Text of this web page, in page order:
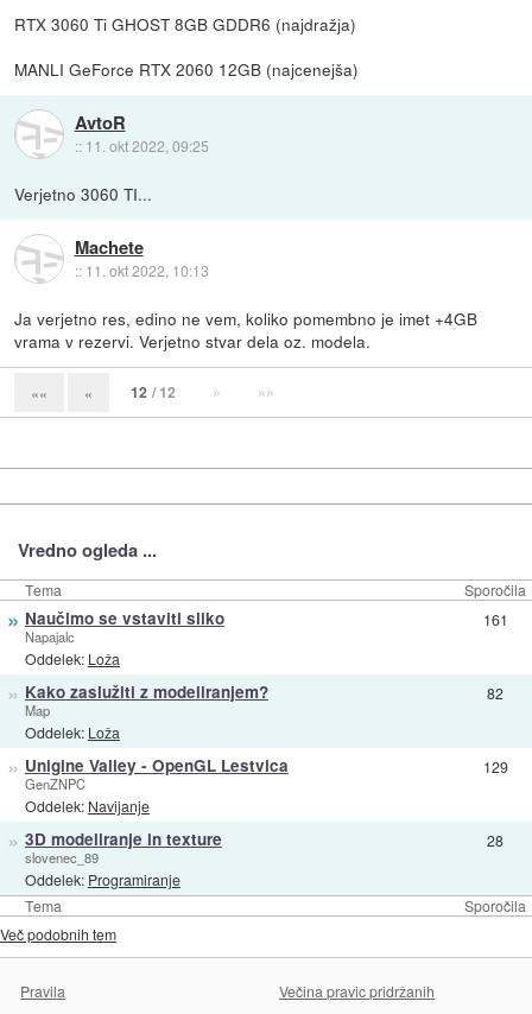
RTX 3060 Ti GHOST 8GB GDDR6 (najdražja)
MANLI GeForce RTX 2060 12GB (najcenejša)
AvtoR
:: 11. okt 2022, 09:25
Verjetno 3060 TI...
Machete
:: 11. okt 2022, 10:13
Ja verjetno res, edino ne vem, koliko pomembno je imet +4GB
vrama v rezervi. Verjetno stvar dela oz. modela.
«« « 12 / 12 » »»
Vredno ogleda ...
Tema Sporočila
Tema Sporočila
» Naučimo se vstaviti sliko
Napajalc
Oddelek: Loža
161
» Kako zaslužiti z modeliranjem?
Map
Oddelek: Loža
82
» Unigine Valley - OpenGL Lestvica
GenZNPC
Oddelek: Navijanje
129
» 3D modeliranje in texture
slovenec_89
Oddelek: Programiranje
28
Več podobnih tem
Pravila Večina pravic pridržanih